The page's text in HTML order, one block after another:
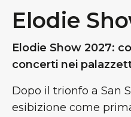
Elodie
Elodie Show 2027:
concerti nei
Dopo il trionfo a San
esibizione come